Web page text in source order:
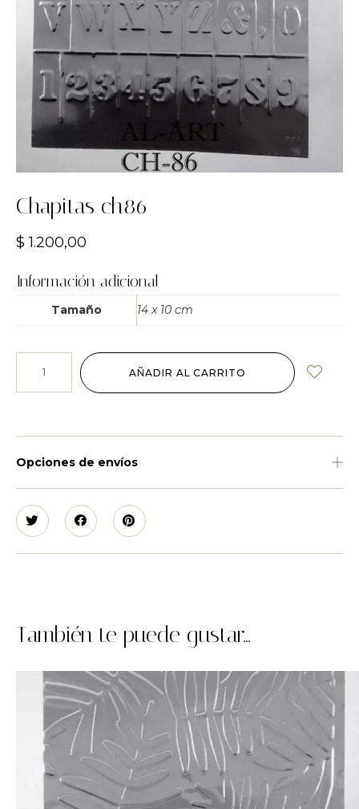
Chapitas ch86
$ 1.200,00
Información adicional
Tamaño 14 x 10 cm
AÑADIR AL CARRITO
Opciones de envíos
También te puede gustar...